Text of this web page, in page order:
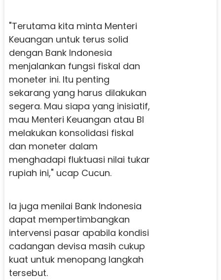
"Terutama kita minta Menteri
Keuangan untuk terus solid
dengan Bank Indonesia
menjalankan fungsi fiskal dan
moneter ini. Itu penting
sekarang yang harus dilakukan
segera. Mau siapa yang inisiatif,
mau Menteri Keuangan atau BI
melakukan konsolidasi fiskal
dan moneter dalam
menghadapi fluktuasi nilai tukar
rupiah ini," ucap Cucun.
Ia juga menilai Bank Indonesia
dapat mempertimbangkan
intervensi pasar apabila kondisi
cadangan devisa masih cukup
kuat untuk menopang langkah
tersebut.